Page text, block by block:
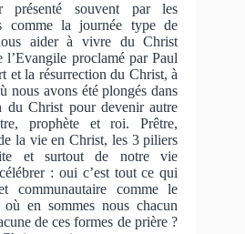
présenté souvent par les
comme la journée type de
aider à vivre du Christ
l’Evangile proclamé par Paul
et la résurrection du Christ, à
nous avons été plongés dans
du Christ pour devenir autre
prophète et roi. Prêtre,
la vie en Christ, les 3 piliers
et surtout de notre vie
: oui c’est tout ce qui
communautaire comme le
en sommes nous chacun
de ces formes de prière ?